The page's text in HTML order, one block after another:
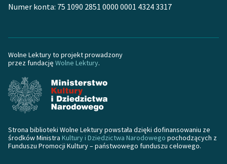
Materiały promocyjne
Regulamin biblioteki
sprawozdania finansowe
Regulamin darowizn
wrażliwych
Numer konta: 75 1090 2851 0000 0001 4324 3317
Wolne Lektury to projekt prowadzony
przez fundację Wolne Lektury.
Strona biblioteki Wolne Lektury powstała dzięki dofinansowaniu ze
środków Ministra Kultury i Dziedzictwa Narodowego pochodzących z
Funduszu Promocji Kultury – państwowego funduszu celowego.